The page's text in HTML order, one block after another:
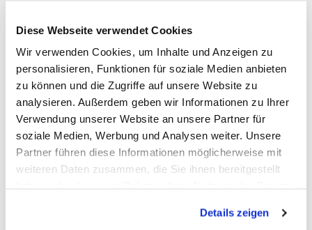
Diese Webseite verwendet Cookies
Wir verwenden Cookies, um Inhalte und Anzeigen zu
personalisieren, Funktionen für soziale Medien anbieten
zu können und die Zugriffe auf unsere Website zu
analysieren. Außerdem geben wir Informationen zu Ihrer
Verwendung unserer Website an unsere Partner für
soziale Medien, Werbung und Analysen weiter. Unsere
Partner führen diese Informationen möglicherweise mit
weiteren Daten zusammen, die Sie ihnen bereitgestellt
Cookies, wenn Sie unsere Webseite weiterhin nutzen.
Details zeigen
Order brochures
Plan your journey
Opening hours